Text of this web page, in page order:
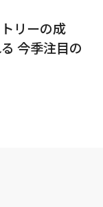
トリーの成
今季注目の